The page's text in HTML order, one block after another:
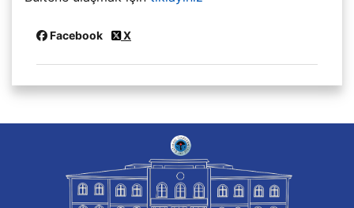
Facebook X